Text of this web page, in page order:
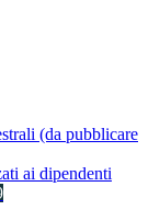
(da pubblicare
ai dipendenti